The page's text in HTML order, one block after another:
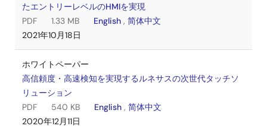
たエントリーレベルのHMIを実現
PDF
1.33 MB English , 简体中文
2021年10月18日
ホワイトペーパー
高信頼度・高速検知を実現するルネサスの次世代タッチソ
リューション
PDF
540 KB English , 简体中文
2020年12月11日